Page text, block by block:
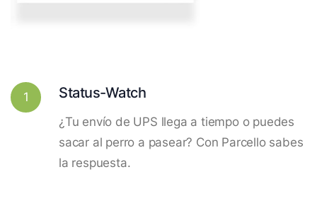
1 Status-Watch
¿Tu envío de UPS llega a tiempo o puedes
sacar al perro a pasear? Con Parcello sabes
la respuesta.